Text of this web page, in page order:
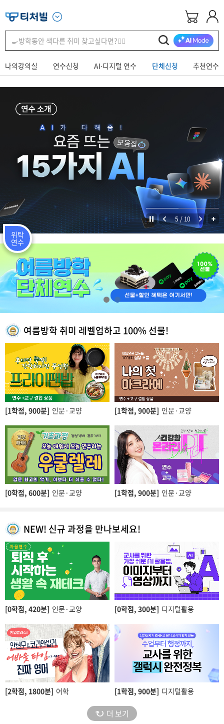
나의강의실 연수신청 AI∙디지털 연수 단체신청 추천연수
5 / 10
위탁
연수
여름방학 취미 레벨업하고 100% 선물!
[1학점, 900분] 인문·교양 [1학점, 900분] 인문·교양
[0학점, 600분] 인문·교양 [1학점, 900분] 인문·교양
NEW! 신규 과정을 만나보세요!
[0학점, 420분] 인문·교양 [0학점, 300분] 디지털활용
[2학점, 1800분] 어학 [1학점, 900분] 디지털활용
더 보기